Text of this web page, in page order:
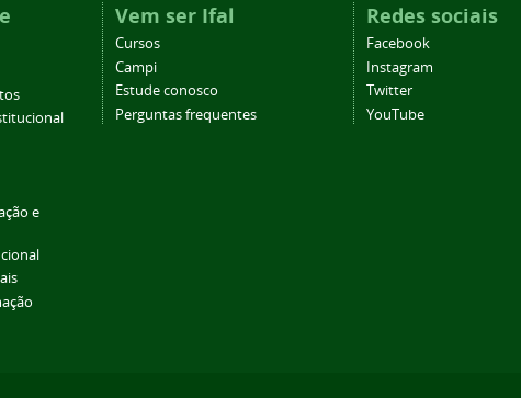
e
Vem ser Ifal
Cursos
Campi
Estude conosco
Perguntas frequentes
Redes sociais
Facebook
Instagram
Twitter
YouTube